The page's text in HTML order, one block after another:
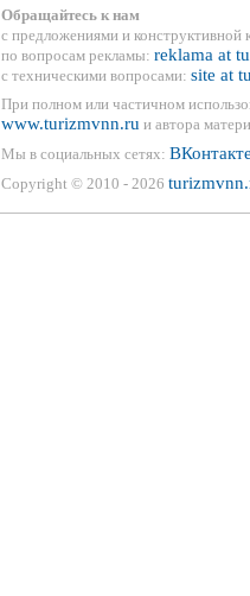
Обращайтесь к нам
с предложениями и конструктивной
по вопросам рекламы: reklama at
с техническими вопросами: site at
При полном или частичном
www.turizmvnn.ru и автора
Мы в социальных сетях:
Copyright © 2010 - 2026